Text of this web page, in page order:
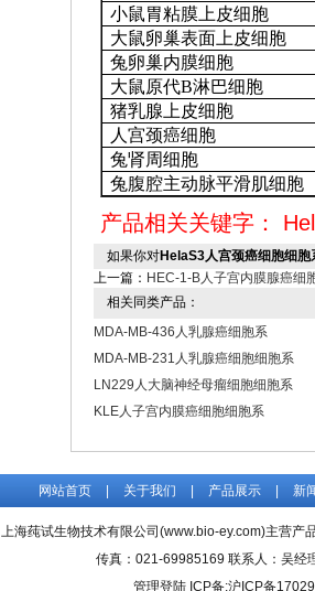
小鼠胃粘膜上皮细胞
大鼠卵巢表面上皮细胞
兔卵巢内膜细胞
大鼠原代B淋巴细胞
猪乳腺上皮细胞
人宫颈癌细胞
兔肾周细胞
兔腹腔主动脉平滑肌细胞
产品相关关键字：
如果你对HelaS3人宫颈癌细胞细胞
上一篇： HEC-1-B人子宫内膜腺癌细
相关同类产品：
MDA-MB-436人乳腺癌细胞系
MDA-MB-231人乳腺癌细胞细胞系
LN229人大脑神经母瘤细胞细胞系
KLE人子宫内膜癌细胞细胞系
网站首页 关于我们 产品展示 新
上海莼试生物技术有限公司(www.bio-ey.com)主营产
传真：021-69985169 联系人：吴经
管理登陆 ICP备:沪ICP备